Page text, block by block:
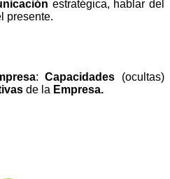
estratégica, hablar del
presente.
:Capacidades (ocultas)
de la Empresa.